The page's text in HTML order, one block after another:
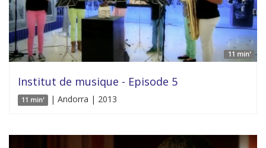
11 min'
Institut de musique - Episode 5
11 min' | Andorra | 2013